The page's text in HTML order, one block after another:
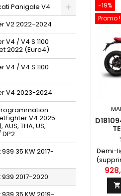
Panigale V4
V2 2022-2024
V4 / V4 S 1100
2022 (Euro4)
V4 / V4 S 1100
V4 2023-2024
V4 2025
THA, US,
DP2
35 KW 2017-
2017-2020
-19%
Promo !
Demi-
avec
